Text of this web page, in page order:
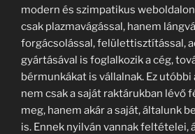
modern és szimpatikus
csak plazmavágással, hanem
forgácsolással, felülettisztítással,
gyártásával is foglalkozik a cég,
bérmunkákat is vállalnak. Ez
nem csak a saját raktárukban lévő
meg, hanem akár a saját, általunk
is. Ennek nyilván vannak feltételei,